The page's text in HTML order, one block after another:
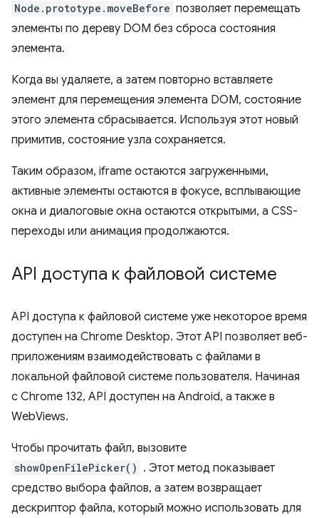
Node.prototype.moveBefore позволяет перемещать
элементы по дереву DOM без сброса состояния
элемента.
Когда вы удаляете, а затем повторно вставляете
элемент для перемещения элемента DOM, состояние
этого элемента сбрасывается. Используя этот новый
примитив, состояние узла сохраняется.
Таким образом, iframe остаются загруженными,
активные элементы остаются в фокусе, всплывающие
окна и диалоговые окна остаются открытыми, а CSS-
переходы или анимация продолжаются.
API доступа к файловой системе
API доступа к файловой системе уже некоторое время
доступен на Chrome Desktop. Этот API позволяет веб-
приложениям взаимодействовать с файлами в
локальной файловой системе пользователя. Начиная
с Chrome 132, API доступен на Android, а также в
WebViews.
Чтобы прочитать файл, вызовите
showOpenFilePicker() . Этот метод показывает
средство выбора файлов, а затем возвращает
дескриптор файла, который можно использовать для